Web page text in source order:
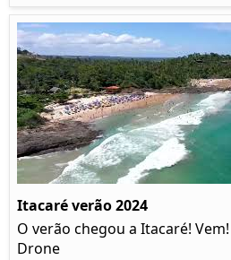
Itacaré verão 2024
O verão chegou a Itacaré!
Drone